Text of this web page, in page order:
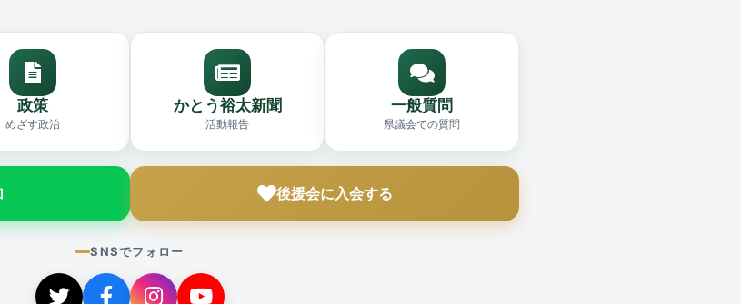
政策
めざす政治
かとう裕太新聞
活動報告
一般質問
県議会での質問
後援会に入会する
SNSでフォロー